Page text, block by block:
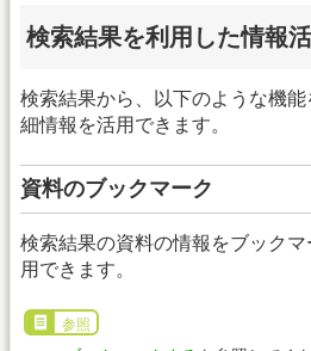
検索結果を利用した情報
検索結果から、以下のような機
細情報を活用できます。
資料のブックマーク
検索結果の資料の情報をブックマ
用できます。
参照